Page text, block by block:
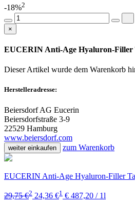
-18%2
×
EUCERIN Anti-Age Hyaluron-Filler
Dieser Artikel wurde dem Warenkorb
Herstelleradresse:
Beiersdorf AG Eucerin
Beiersdorfstraße 3-9
22529 Hamburg
www.beiersdorf.com
weiter einkaufen zum Warenkorb
EUCERIN Anti-Age Hyaluron-Filler
29,75 €2 24,36 €1 € 487,20 / 1l